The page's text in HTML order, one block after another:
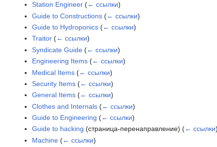
Station Engineer (← ссылки)
Guide to Constructions (← ссылки)
Guide to Hydroponics (← ссылки)
Traitor (← ссылки)
Syndicate Guide (← ссылки)
Engineering Items (← ссылки)
Medical Items (← ссылки)
Security Items (← ссылки)
General Items (← ссылки)
Clothes and Internals (← ссылки)
Guide to Engineering (← ссылки)
Guide to hacking (страница-перенаправление)(← ссылки)
Machine (← ссылки)